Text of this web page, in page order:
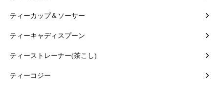
ティーカップ＆ソーサー
ティーキャディスプーン
ティーストレーナー(茶こし)
ティーコジー